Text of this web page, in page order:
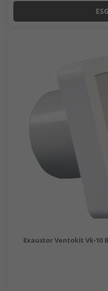
Exaustor Ventokit Vk-10